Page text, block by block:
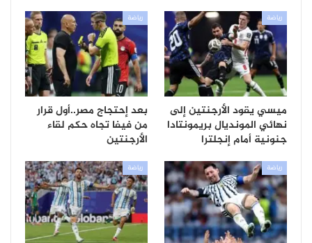
رياضة
ميسي يقود الأرجنتين إلى
نهائي المونديال بريمونتادا
جنونية أمام إنجلترا
رياضة
بعد إحتجاج مصر..أول قرار
من فيفا تجاه حكم لقاء
الأرجنتين
رياضة رياضة